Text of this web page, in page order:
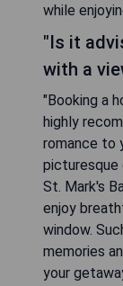
while
"Is it
with a
"Booking a
highly
romance to
picturesque
St. Mark's
enjoy
window.
memories
your